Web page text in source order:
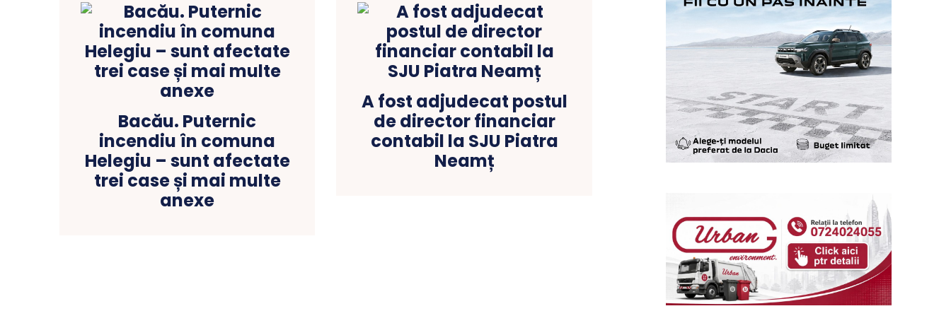
Bacău. Puternic
incendiu în comuna
Helegiu – sunt afectate
trei case și mai multe
anexe
A fost adjudecat postul
de director financiar
contabil la SJU Piatra
Neamț